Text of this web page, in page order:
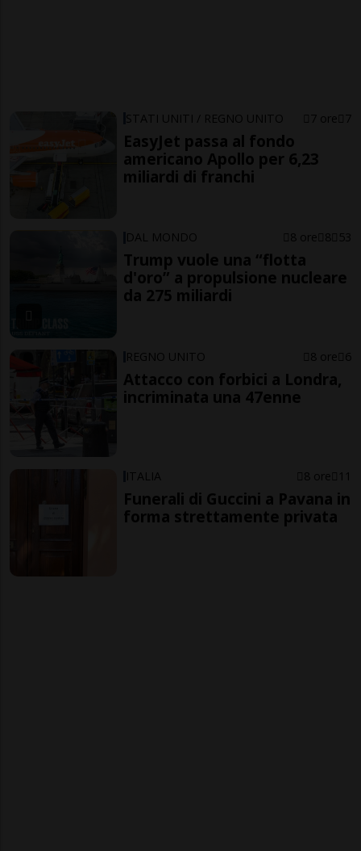
STATI UNITI / REGNO UNITO 7 ore 7
EasyJet passa al fondo
americano Apollo per 6,23
miliardi di franchi
DAL MONDO 8 ore 8 53
Trump vuole una “flotta
d'oro” a propulsione nucleare
da 275 miliardi
REGNO UNITO 8 ore 6
Attacco con forbici a Londra,
incriminata una 47enne
ITALIA 8 ore 11
Funerali di Guccini a Pavana in
forma strettamente privata